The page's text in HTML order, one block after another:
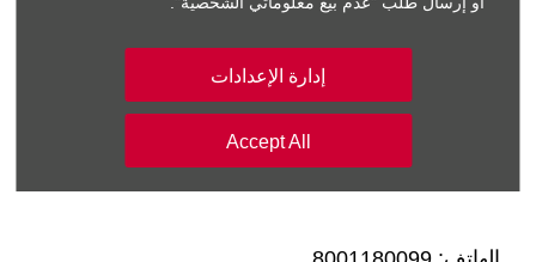
إدارة الإعدادات
Accept All